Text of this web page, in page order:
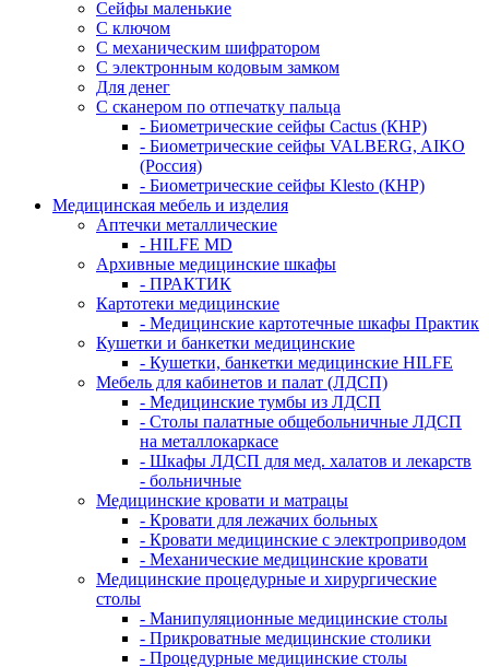
Сейфы маленькие
С ключом
С механическим шифратором
С электронным кодовым замком
Для денег
С сканером по отпечатку пальца
- Биометрические сейфы Cactus (КНР)
- Биометрические сейфы VALBERG, AIKO
(Россия)
- Биометрические сейфы Klesto (КНР)
Медицинская мебель и изделия
Аптечки металлические
- HILFE MD
Архивные медицинские шкафы
- ПРАКТИК
Картотеки медицинские
- Медицинские картотечные шкафы Практик
Кушетки и банкетки медицинские
- Кушетки, банкетки медицинские HILFE
Мебель для кабинетов и палат (ЛДСП)
- Медицинские тумбы из ЛДСП
- Столы палатные общебольничные ЛДСП
на металлокаркасе
- Шкафы ЛДСП для мед. халатов и лекарств
- больничные
Медицинские кровати и матрацы
- Кровати для лежачих больных
- Кровати медицинские с электроприводом
- Механические медицинские кровати
Медицинские процедурные и хирургические
столы
- Манипуляционные медицинские столы
- Прикроватные медицинские столики
- Процедурные медицинские столы